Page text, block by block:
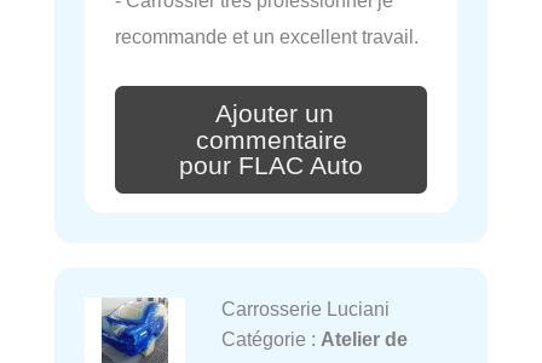
recommande et un excellent travail.
Ajouter un
commentaire
pour FLAC Auto
Carrosserie Luciani
Catégorie : Atelier de